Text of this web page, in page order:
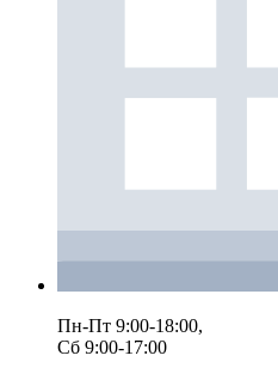
Пн-Пт 9:00-18:00,
Сб 9:00-17:00